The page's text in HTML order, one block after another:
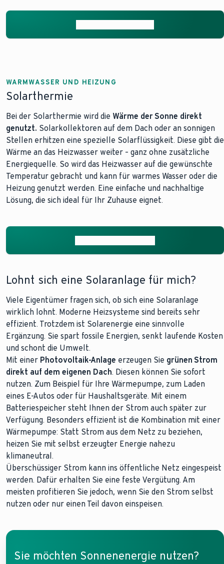
WARMWASSER UND HEIZUNG
Solarthermie
Bei der Solarthermie wird die Wärme der Sonne direkt
genutzt. Solarkollektoren auf dem Dach oder an sonnigen
Stellen erhitzen eine spezielle Solarflüssigkeit. Diese gibt die
Wärme an das Heizwasser weiter – ganz ohne zusätzliche
Energiequelle. So wird das Heizwasser auf die gewünschte
Temperatur gebracht und kann für warmes Wasser oder die
Heizung genutzt werden. Eine einfache und nachhaltige
Lösung, die sich ideal für Ihr Zuhause eignet.
Lohnt sich eine Solaranlage für mich?
Viele Eigentümer fragen sich, ob sich eine Solaranlage
wirklich lohnt. Moderne Heizsysteme sind bereits sehr
effizient. Trotzdem ist Solarenergie eine sinnvolle
Ergänzung. Sie spart fossile Energien, senkt laufende Kosten
und schont die Umwelt.
Mit einer Photovoltaik-Anlage erzeugen Sie grünen Strom
direkt auf dem eigenen Dach. Diesen können Sie sofort
nutzen. Zum Beispiel für Ihre Wärmepumpe, zum Laden
eines E-Autos oder für Haushaltsgeräte. Mit einem
Batteriespeicher steht Ihnen der Strom auch später zur
Verfügung. Besonders effizient ist die Kombination mit einer
Wärmepumpe: Statt Strom aus dem Netz zu beziehen,
heizen Sie mit selbst erzeugter Energie nahezu
klimaneutral.
Überschüssiger Strom kann ins öffentliche Netz eingespeist
werden. Dafür erhalten Sie eine feste Vergütung. Am
meisten profitieren Sie jedoch, wenn Sie den Strom selbst
nutzen oder nur einen Teil davon einspeisen.
Sie möchten Sonnenenergie nutzen?